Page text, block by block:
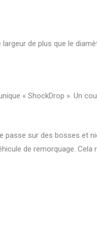
de plus que le
« ShockDrop ». Un
passe sur des bosses et
de remorquage. Cela